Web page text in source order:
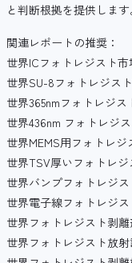
と判断根拠を提供します
関連レポートの推奨：
世界ICフォトレジスト市
世界SU-8フォトレジス
世界365nmフォトレジス
世界436nm フォトレジ
世界MEMS用フォトレジ
世界TSV厚いフォトレジ
世界バンプフォトレジス
世界電子線フォトレジス
世界フォトレジスト剥離
世界フォトレジスト放射